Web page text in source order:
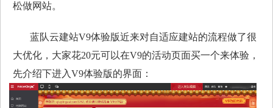
松做网站。
蓝队云建站V9体验版近来对自适应建站的流程做了很
大优化，大家花20元可以在V9的活动页面买一个来体验，
先介绍下进入V9体验版的界面：